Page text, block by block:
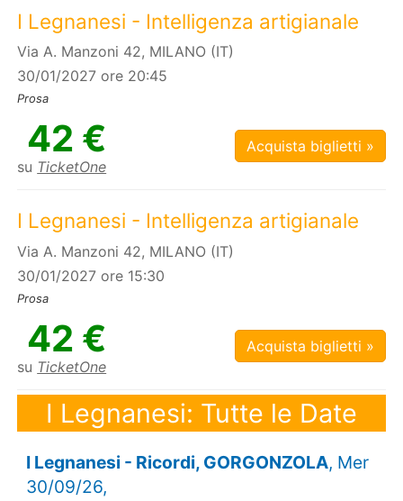
I Legnanesi - Intelligenza artigianale
Via A. Manzoni 42, MILANO (IT)
30/01/2027 ore 20:45
Prosa
42 €
su TicketOne
Acquista biglietti »
I Legnanesi - Intelligenza artigianale
Via A. Manzoni 42, MILANO (IT)
30/01/2027 ore 15:30
Prosa
42 €
su TicketOne
Acquista biglietti »
I Legnanesi: Tutte le Date
I Legnanesi - Ricordi, GORGONZOLA, Mer
30/09/26,